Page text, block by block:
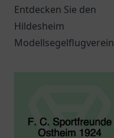
Osterberg
Entdecken Sie den
Hildesheim
Modellsegelflugverein